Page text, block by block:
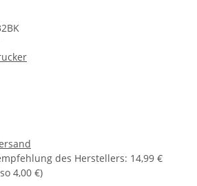
des Herstellers: 14,99 €
4,00 €)